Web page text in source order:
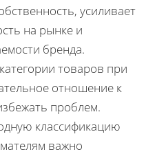
усиливает
на рынке и
бренда.
товаров при
отношение к
проблем.
классификацию
важно